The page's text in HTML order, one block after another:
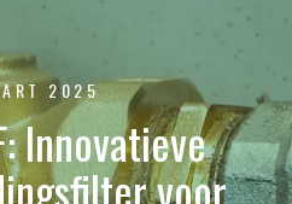
2025
Innovatieve
voor